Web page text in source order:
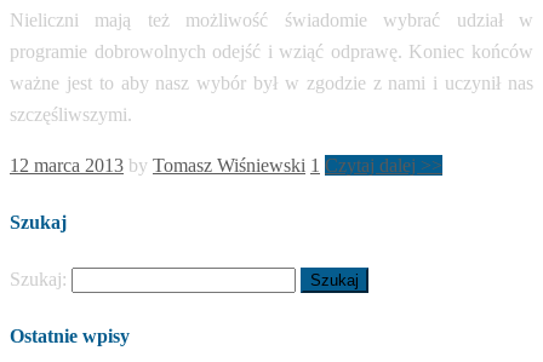
Nieliczni mają też możliwość świadomie wybrać udział w
programie dobrowolnych odejść i wziąć odprawę. Koniec końców
ważne jest to aby nasz wybór był w zgodzie z nami i uczynił nas
szczęśliwszymi.
12 marca 2013 by Tomasz Wiśniewski 1 Czytaj dalej >>
Szukaj
Szukaj:
Ostatnie wpisy